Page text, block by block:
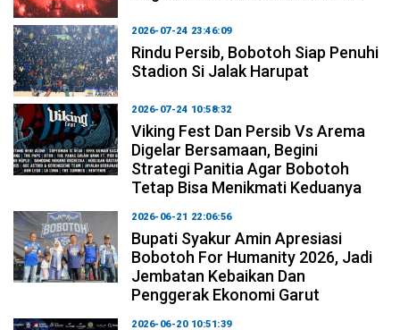
2026-07-24 23:46:09
Rindu Persib, Bobotoh Siap Penuhi
Stadion Si Jalak Harupat
2026-07-24 10:58:32
Viking Fest Dan Persib Vs Arema
Digelar Bersamaan, Begini
Strategi Panitia Agar Bobotoh
Tetap Bisa Menikmati Keduanya
2026-06-21 22:06:56
Bupati Syakur Amin Apresiasi
Bobotoh For Humanity 2026, Jadi
Jembatan Kebaikan Dan
Penggerak Ekonomi Garut
2026-06-20 10:51:39